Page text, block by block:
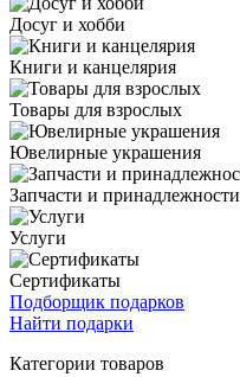
Досуг и хобби
Книги и канцелярия
Товары для взрослых
Ювелирные украшения
Запчасти и принадлежности
Услуги
Сертификаты
Подборщик подарков
Найти подарки
Категории товаров